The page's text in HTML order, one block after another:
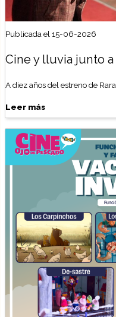
Publicada el 15-06-2026
Cine y lluvia junto
A diez años del estreno de
Leer más